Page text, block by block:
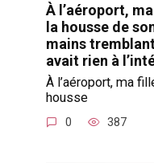
À l’aéroport,
la housse de
mains
avait rien à
À l’aéroport, ma
housse
0 387